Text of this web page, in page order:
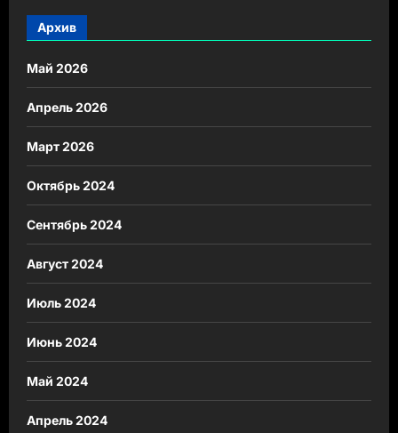
Архив
Май 2026
Апрель 2026
Март 2026
Октябрь 2024
Сентябрь 2024
Август 2024
Июль 2024
Июнь 2024
Май 2024
Апрель 2024